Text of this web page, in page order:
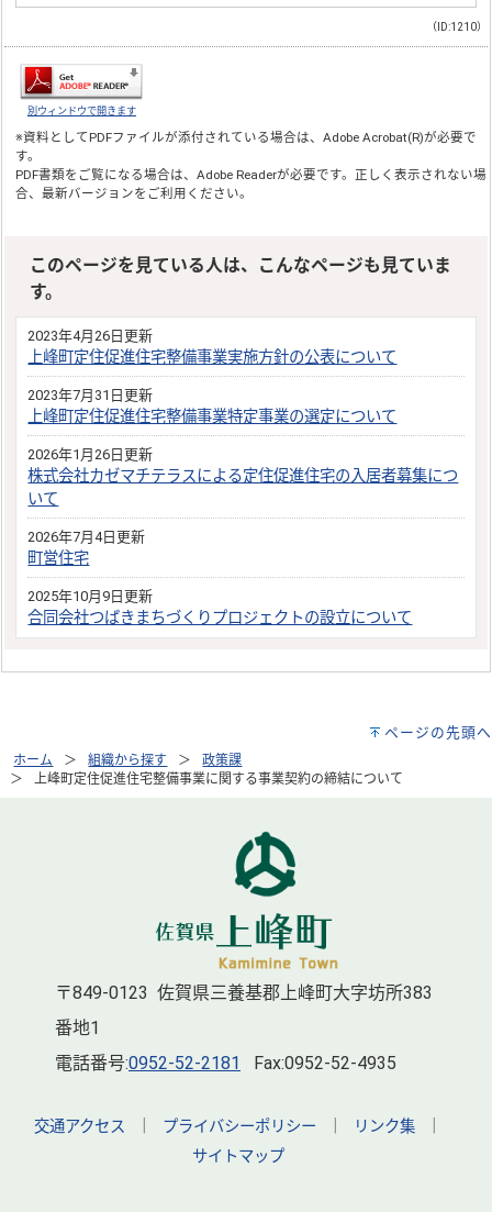
（ID:1210）
別ウィンドウで開きます
※資料としてPDFファイルが添付されている場合は、Adobe Acrobat(R)が必要で
す。
PDF書類をご覧になる場合は、Adobe Readerが必要です。正しく表示されない場
合、最新バージョンをご利用ください。
このページを見ている人は、こんなページも見ていま
す。
2023年4月26日更新
上峰町定住促進住宅整備事業実施方針の公表について
2023年7月31日更新
上峰町定住促進住宅整備事業特定事業の選定について
2026年1月26日更新
株式会社カゼマチテラスによる定住促進住宅の入居者募集につ
いて
2026年7月4日更新
町営住宅
2025年10月9日更新
合同会社つばきまちづくりプロジェクトの設立について
ページの先頭へ
ホーム 組織から探す
政策課
上峰町定住促進住宅整備事業に関する事業契約の締結について
〒849-0123 佐賀県三養基郡上峰町大字坊所383
番地1
電話番号:0952-52-2181 Fax:0952-52-4935
交通アクセス プライバシーポリシー リンク集
サイトマップ